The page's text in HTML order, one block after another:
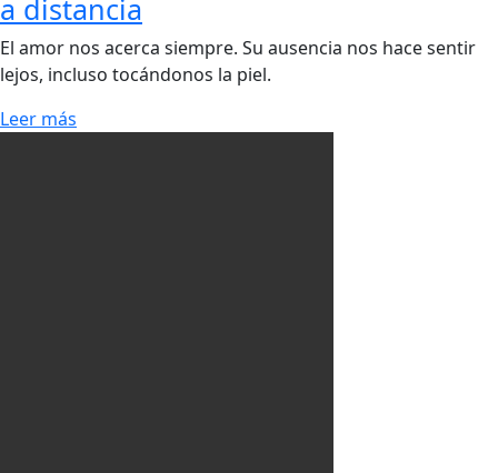
a distancia
El amor nos acerca siempre. Su ausencia nos hace sentir
lejos, incluso tocándonos la piel.
Leer más